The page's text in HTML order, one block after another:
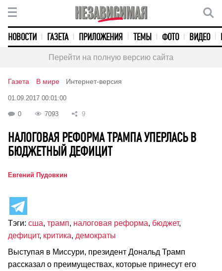
НОВОСТИ ГАЗЕТА ПРИЛОЖЕНИЯ ТЕМЫ ФОТО ВИДЕО
Перейти на полную версию сайта
Газета В мире Интернет-версия
01.09.2017 00:01:00
0 7093 9
НАЛОГОВАЯ РЕФОРМА ТРАМПА УПЕРЛАСЬ В
БЮДЖЕТНЫЙ ДЕФИЦИТ
Евгений Пудовкин
Тэги: сша, трамп, налоговая реформа, бюджет,
дефицит, критика, демократы
Выступая в Миссури, президент Дональд Трамп
рассказал о преимуществах, которые принесут его